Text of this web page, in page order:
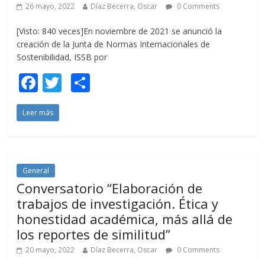
26 mayo, 2022 Díaz Becerra, Oscar 0 Comments
[Visto: 840 veces]En noviembre de 2021 se anunció la
creación de la Junta de Normas Internacionales de
Sostenibilidad, ISSB por
F
ac
e
o
o
k
T
r
Leer más
General
Conversatorio “Elaboración de
trabajos de investigación. Ética y
honestidad académica, más allá de
los reportes de similitud”
20 mayo, 2022 Díaz Becerra, Oscar 0 Comments